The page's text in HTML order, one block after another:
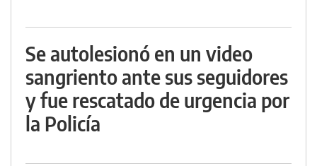
Se autolesionó en un video
sangriento ante sus seguidores
y fue rescatado de urgencia por
la Policía